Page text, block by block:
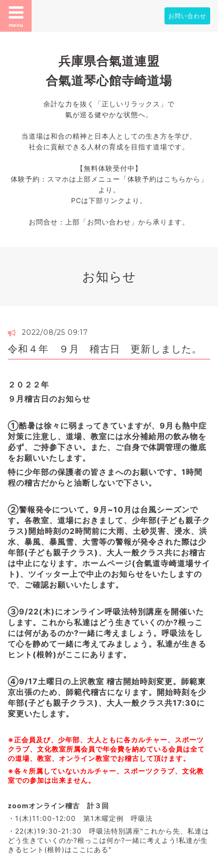
menu
お問い合わせ
兵庫県合氣道連盟
合氣道琴心館寺崎道場
余計な力を抜く「正しいリラックス」で
氣が巡る健やかな状態へ。
当道場は和合の精神と日本人としての生き方を学び、
社会に貢献できる人材の育成を目指す道場です。
【無料体験受付中】
体験予約：スマホは上部メニュー「体験予約はこちらから」
より。
PCは下部リンクより。
お問合せ：上部「お問い合わせ」から承ります。
お知らせ
2022/08/25 09:17
令和４年 ９月 稽古日 更新しました。
２０２２年
９月稽古日のお知らせ
①酷暑は徐々に弱まってきていますが、9 月も熱中症
対策に注意し、道場、教室には水分補給用の飲み物を
必ず、ご持参下さい。また、ご自身で体調管理の徹底
をお願いいたします。
特に少年部の保護者の皆さまへのお願いです。1時間
程の稽古だからと油断しないで下さい。
②警報発令について。9月~10月は台風シーズンで
す。各教室、道場におきまして、少年部(子ども親子ク
ラス)開始時刻の2時間前に大雨、土砂災害、浸水、洪
水、暴風、暴風雪、大雪等の警報が発令された際は少
年部(子ども親子クラス)、大人一般クラス共にお稽古
は中止になります。ホームページ(合氣道寺崎道場サイ
ト)、ツイッター上で中止のお知らせをいたしますの
で、ご確認お願いいたします。
③9/22(木)にオンライン呼吸法特別講座を開催いた
します。これから私達はどう生きていくのか?根っこ
には何があるのか?一緒に考えましょう。呼吸法をし
て心を静めて一緒に考えてみましょう。私達が生きる
ヒント(根幹)がここにあります。
④9/17土曜日の上沢教室 稽古開始時刻変更。師範東
京出張のため、師範代稽古になります。開始時刻を少
年部(子ども親子クラス)、大人一般クラス共17:30に
変更いたします。
※正会員及び、少年部、大人ともに各カルチャー、スポーツ
クラブ、文化教室所属会員で年会費を納めている会員は全て
の道場、教室、オンライン教室でお稽古して頂けます。
※各々所属していないカルチャー、スポーツクラブ、文化教
室での参加は出来ません。
zoomオンライン稽古 計３回
・1(木)11:00-12:00 第1木曜定例 呼吸法
・22(木)19:30-21:30 呼吸法特別講座"これから先、私達は
どう生きていくのか?根っこは何か?一緒に考えよう!私達が生
きるヒント(根幹)はここにある"